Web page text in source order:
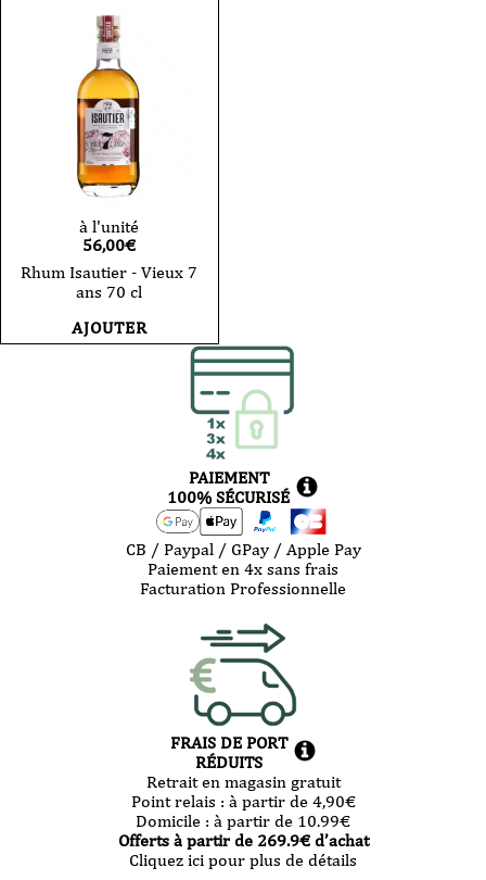
à l'unité
56,00€
Rhum Isautier - Vieux 7
ans 70 cl
AJOUTER
PAIEMENT
100% SÉCURISÉ
CB / Paypal / GPay / Apple Pay
Paiement en 4x sans frais
Facturation Professionnelle
FRAIS DE PORT
RÉDUITS
Retrait en magasin gratuit
Point relais : à partir de 4,90€
Domicile : à partir de 10.99€
Offerts à partir de 269.9€ d’achat
Cliquez ici pour plus de détails